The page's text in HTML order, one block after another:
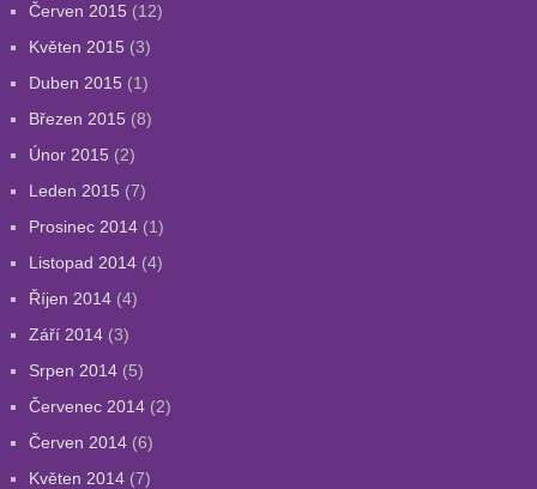
Červen 2015 (12)
Květen 2015 (3)
Duben 2015 (1)
Březen 2015 (8)
Únor 2015 (2)
Leden 2015 (7)
Prosinec 2014(1)
Listopad 2014(4)
Říjen 2014(4)
Září 2014(3)
Srpen 2014(5)
Červenec 2014(2)
Červen 2014(6)
Květen 2014(7)